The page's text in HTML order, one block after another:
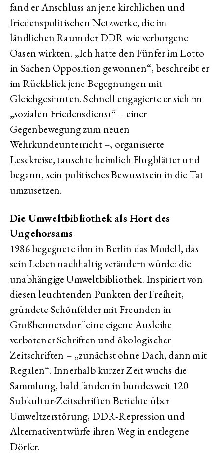
fand er Anschluss an jene kirchlichen und
friedenspolitischen Netzwerke, die im
ländlichen Raum der DDR wie verborgene
Oasen wirkten. „Ich hatte den Fünfer im Lotto
in Sachen Opposition gewonnen“, beschreibt er
im Rückblick jene Begegnungen mit
Gleichgesinnten. Schnell engagierte er sich im
„sozialen Friedensdienst“ – einer
Gegenbewegung zum neuen
Wehrkundeunterricht –, organisierte
Lesekreise, tauschte heimlich Flugblätter und
begann, sein politisches Bewusstsein in die Tat
umzusetzen.
Die Umweltbibliothek als Hort des
Ungehorsams
1986 begegnete ihm in Berlin das Modell, das
sein Leben nachhaltig verändern würde: die
unabhängige Umweltbibliothek. Inspiriert von
diesen leuchtenden Punkten der Freiheit,
gründete Schönfelder mit Freunden in
Großhennersdorf eine eigene Ausleihe
verbotener Schriften und ökologischer
Zeitschriften – „zunächst ohne Dach, dann mit
Regalen“. Innerhalb kurzer Zeit wuchs die
Sammlung, bald fanden in bundesweit 120
Subkultur-Zeitschriften Berichte über
Umweltzerstörung, DDR-Repression und
Alternativentwürfe ihren Weg in entlegene
Dörfer.